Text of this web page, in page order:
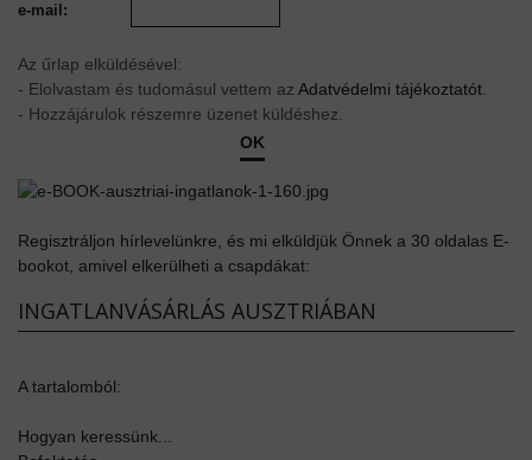
e-mail:
Az űrlap elküldésével:
- Elolvastam és tudomásul vettem az Adatvédelmi tájékoztatót
- Hozzájárulok részemre üzenet küldéshez.
OK
Regisztráljon hírlevelünkre, és mi elküldjük Önnek a 30 oldalas E-
bookot, amivel elkerülheti a csapdákat:
INGATLANVÁSÁRLÁS AUSZTRIÁBAN
A tartalomból:
Hogyan keressünk...